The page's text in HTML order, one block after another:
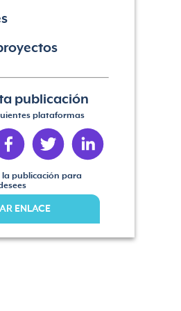
publicación
plataformas
la publicación para
ENLACE